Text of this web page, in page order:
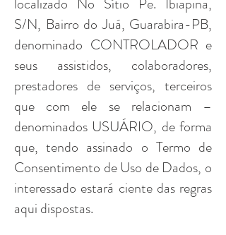
S/N, Bairro do Juá, Guarabira-PB,
denominado CONTROLADOR e
seus assistidos, colaboradores,
prestadores de serviços, terceiros
que com ele se relacionam –
denominados USUÁRIO, de forma
que, tendo assinado o Termo de
Consentimento de Uso de Dados, o
interessado estará ciente das regras
aqui dispostas.